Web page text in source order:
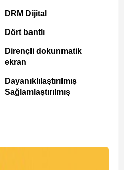
DRM Dijital
Dört bantlı
Dirençli dokunmatik
ekran
Dayanıklılaştırılmış
Sağlamlaştırılmış